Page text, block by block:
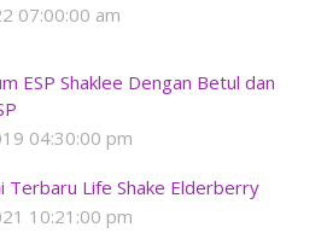
07:00:00 am
ESP Shaklee Dengan Betul dan
04:30:00 pm
Terbaru Life Shake Elderberry
10:21:00 pm